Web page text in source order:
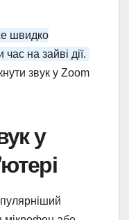
швидко
на зайві дії.
звук у Zoom
у